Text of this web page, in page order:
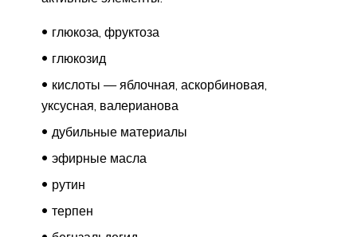
глюкоза, фруктоза
глюкозид
кислоты — яблочная, аскорбиновая,
уксусная, валерианова
дубильные материалы
эфирные масла
рутин
терпен